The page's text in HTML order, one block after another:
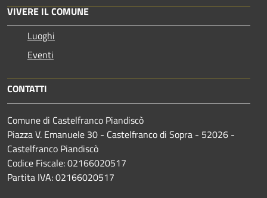
VIVERE IL COMUNE
Luoghi
Eventi
CONTATTI
Comune di Castelfranco Piandiscò
Piazza V. Emanuele 30 - Castelfranco di Sopra - 52026 -
Castelfranco Piandiscò
Codice Fiscale: 02166020517
Partita IVA: 02166020517